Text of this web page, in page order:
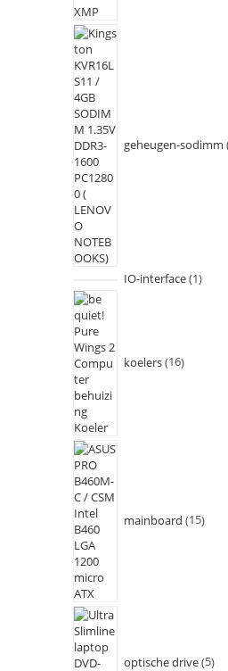
geheugen-sodimm
IO-interface 1
koelers 16
mainboard 15
optische drive 5